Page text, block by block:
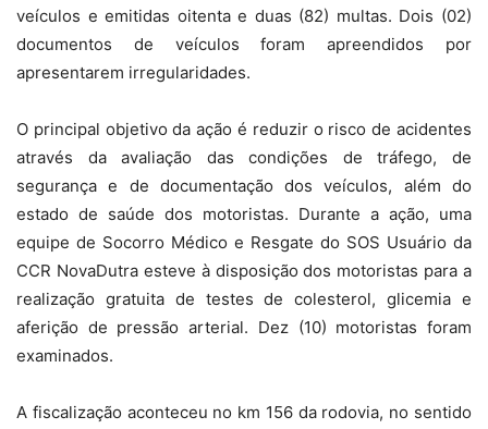
veículos e emitidas oitenta e duas (82) multas. Dois (02)
documentos de veículos foram apreendidos por
apresentarem irregularidades.
O principal objetivo da ação é reduzir o risco de acidentes
através da avaliação das condições de tráfego, de
segurança e de documentação dos veículos, além do
estado de saúde dos motoristas. Durante a ação, uma
equipe de Socorro Médico e Resgate do SOS Usuário da
CCR NovaDutra esteve à disposição dos motoristas para a
realização gratuita de testes de colesterol, glicemia e
aferição de pressão arterial. Dez (10) motoristas foram
examinados.
A fiscalização aconteceu no km 156 da rodovia, no sentido